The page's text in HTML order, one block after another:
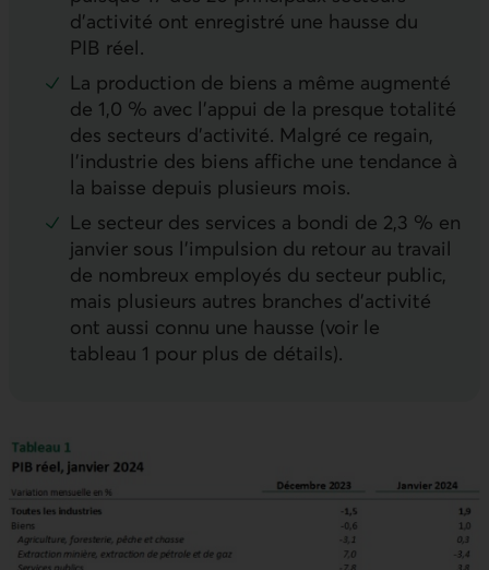
d’activité ont enregistré une hausse du
PIB réel.
La production de biens a même augmenté
de 1,0 % avec l’appui de la presque totalité
des secteurs d’activité. Malgré ce regain,
l’industrie des biens affiche une tendance à
la baisse depuis plusieurs mois.
Le secteur des services a bondi de 2,3 % en
janvier sous l’impulsion du retour au travail
de nombreux employés du secteur public,
mais plusieurs autres branches d’activité
ont aussi connu une hausse (voir le
tableau 1 pour plus de détails).